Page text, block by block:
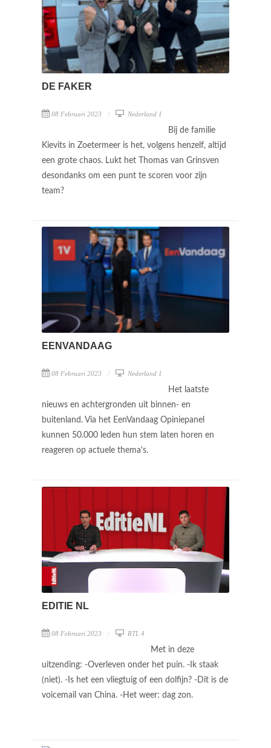
DE FAKER
08 Februari 2023 Nederland 1
Bij de familie
Kievits in Zoetermeer is het, volgens henzelf, altijd
een grote chaos. Lukt het Thomas van Grinsven
desondanks om een punt te scoren voor zijn
team?
EENVANDAAG
08 Februari 2023 Nederland 1
Het laatste
nieuws en achtergronden uit binnen- en
buitenland. Via het EenVandaag Opiniepanel
kunnen 50.000 leden hun stem laten horen en
reageren op actuele thema's.
EDITIE NL
08 Februari 2023 RTL 4
Met in deze
uitzending: -Overleven onder het puin. -Ik staak
(niet). -Is het een vliegtuig of een dolfijn? -Dit is de
voicemail van China. -Het weer: dag zon.